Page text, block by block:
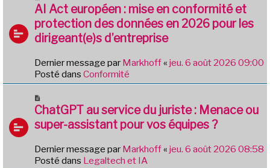
s
a
g
o
u
v
e
u
m
e
s
a
g
AI Act européen : mise en conformité et
protection des données en 2026 pour les
dirigeant(e)s d’entreprise
Dernier message par Markhoff« jeu. 6 août 2026 09:00
Posté dans Conformité
o
u
v
a
u
ChatGPT au service du juriste : Menace ou
super-assistant pour vos équipes ?
Dernier message par Markhoff« jeu. 6 août 2026 08:58
Posté dans Legaltech et IA